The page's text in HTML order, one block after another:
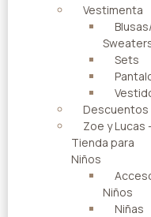
Vestimenta
Sets
Descuentos
Zoe y Lucas
Tienda para
Niños
Niños
Niñas